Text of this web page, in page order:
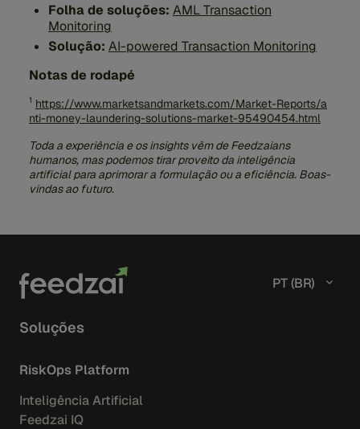
Folha de soluções: AML Transaction
Monitoring
Solução: AI-powered Transaction Monitoring
Notas de rodapé
1 https://www.marketsandmarkets.com/Market-Reports/a
nti-money-laundering-solutions-market-95490454.html
Toda a experiência e os insights vêm de Feedzaians
humanos, mas podemos tirar proveito da inteligência
artificial para aprimorar a formulação ou a eficiência. Boas-
vindas ao futuro.
PT (BR)
Soluções
RiskOps Platform
Inteligência Artificial
Feedzai IQ